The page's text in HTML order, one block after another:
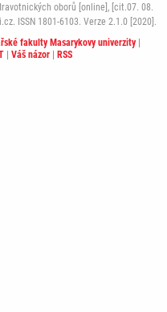
oborů [online], [cit.07. 08.
ISSN 1801-6103. Verze 2.1.0 [2020].
fakulty Masarykovy univerzity|
| Váš názor| RSS